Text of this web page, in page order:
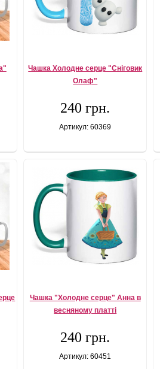
Чашка Холодне серце "Сніговик
Олаф"
240 грн.
Артикул: 60369
Чашка "Холодне серце" Анна в
весняному платті
240 грн.
Артикул: 60451